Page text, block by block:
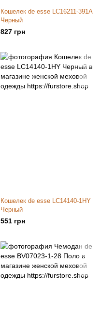
Кошелек de esse LC16211-391A
Черный
827 грн
Кошелек de esse LC14140-1HY
Черный
551 грн